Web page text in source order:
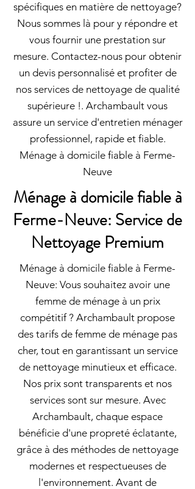
spécifiques en matière de nettoyage?
Nous sommes là pour y répondre et
vous fournir une prestation sur
mesure. Contactez-nous pour obtenir
un devis personnalisé et profiter de
nos services de nettoyage de qualité
supérieure !. Archambault vous
assure un service d'entretien ménager
professionnel, rapide et fiable.
Ménage à domicile fiable à Ferme-
Neuve
Ménage à domicile fiable à
Ferme-Neuve: Service de
Nettoyage Premium
Ménage à domicile fiable à Ferme-
Neuve: Vous souhaitez avoir une
femme de ménage à un prix
compétitif ? Archambault propose
des tarifs de femme de ménage pas
cher, tout en garantissant un service
de nettoyage minutieux et efficace.
Nos prix sont transparents et nos
services sont sur mesure. Avec
Archambault, chaque espace
bénéficie d'une propreté éclatante,
grâce à des méthodes de nettoyage
modernes et respectueuses de
l'environnement. Avant de